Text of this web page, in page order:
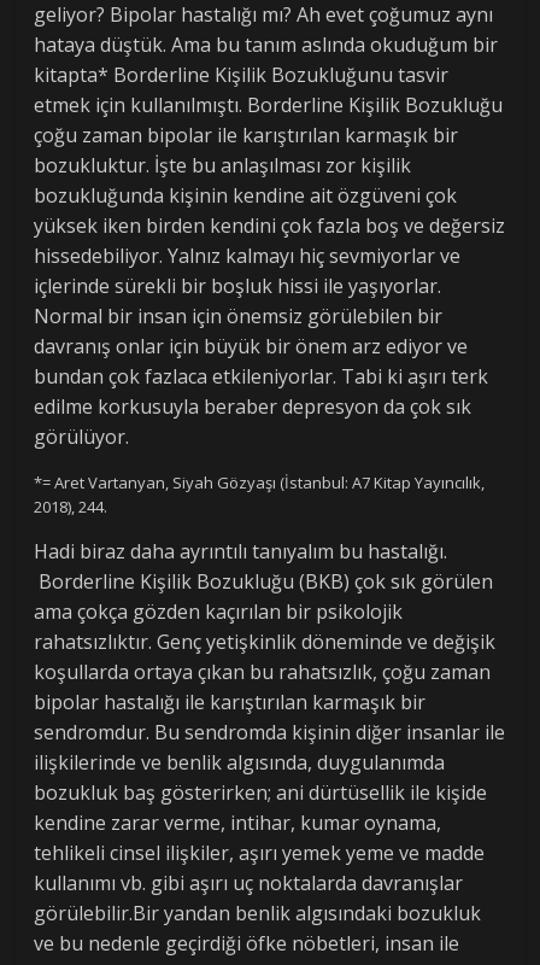
geliyor? Bipolar hastalığı mı? Ah evet çoğumuz aynı
hataya düştük. Ama bu tanım aslında okuduğum bir
kitapta* Borderline Kişilik Bozukluğunu tasvir
etmek için kullanılmıştı. Borderline Kişilik Bozukluğu
çoğu zaman bipolar ile karıştırılan karmaşık bir
bozukluktur. İşte bu anlaşılması zor kişilik
bozukluğunda kişinin kendine ait özgüveni çok
yüksek iken birden kendini çok fazla boş ve değersiz
hissedebiliyor. Yalnız kalmayı hiç sevmiyorlar ve
içlerinde sürekli bir boşluk hissi ile yaşıyorlar.
Normal bir insan için önemsiz görülebilen bir
davranış onlar için büyük bir önem arz ediyor ve
bundan çok fazlaca etkileniyorlar. Tabi ki aşırı terk
edilme korkusuyla beraber depresyon da çok sık
görülüyor.
*= Aret Vartanyan, Siyah Gözyaşı (İstanbul: A7 Kitap Yayıncılık,
2018), 244.
Hadi biraz daha ayrıntılı tanıyalım bu hastalığı.
Borderline Kişilik Bozukluğu (BKB) çok sık görülen
ama çokça gözden kaçırılan bir psikolojik
rahatsızlıktır. Genç yetişkinlik döneminde ve değişik
koşullarda ortaya çıkan bu rahatsızlık, çoğu zaman
bipolar hastalığı ile karıştırılan karmaşık bir
sendromdur. Bu sendromda kişinin diğer insanlar ile
ilişkilerinde ve benlik algısında, duygulanımda
bozukluk baş gösterirken; ani dürtüsellik ile kişide
kendine zarar verme, intihar, kumar oynama,
tehlikeli cinsel ilişkiler, aşırı yemek yeme ve madde
kullanımı vb. gibi aşırı uç noktalarda davranışlar
görülebilir.Bir yandan benlik algısındaki bozukluk
ve bu nedenle geçirdiği öfke nöbetleri, insan ile